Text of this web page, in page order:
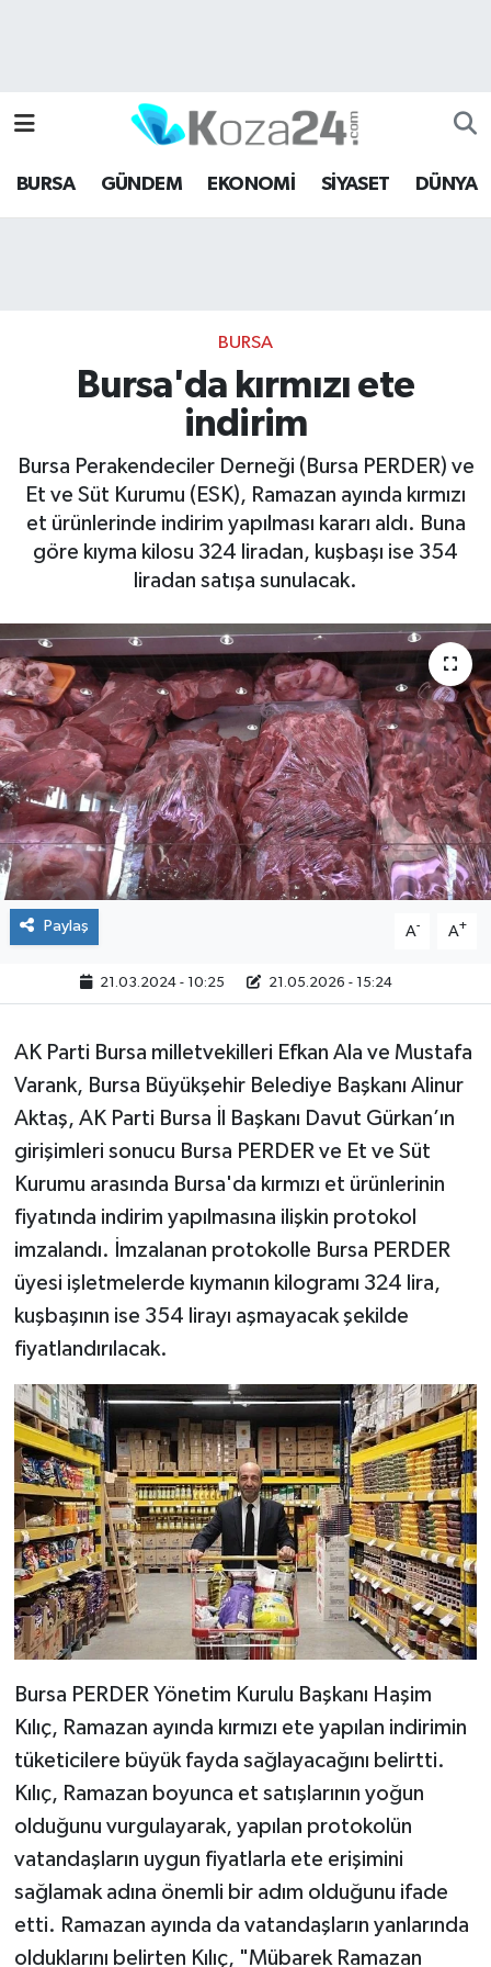
BURSA GÜNDEM EKONOMİ SİYASET DÜNYA
BURSA
Bursa'da kırmızı ete
indirim
Bursa Perakendeciler Derneği (Bursa PERDER) ve
Et ve Süt Kurumu (ESK), Ramazan ayında kırmızı
et ürünlerinde indirim yapılması kararı aldı. Buna
göre kıyma kilosu 324 liradan, kuşbaşı ise 354
liradan satışa sunulacak.
Paylaş A- A+
21.03.2024 - 10:25 21.05.2026 - 15:24
AK Parti Bursa milletvekilleri Efkan Ala ve Mustafa
Varank, Bursa Büyükşehir Belediye Başkanı Alinur
Aktaş, AK Parti Bursa İl Başkanı Davut Gürkan’ın
girişimleri sonucu Bursa PERDER ve Et ve Süt
Kurumu arasında Bursa'da kırmızı et ürünlerinin
fiyatında indirim yapılmasına ilişkin protokol
imzalandı. İmzalanan protokolle Bursa PERDER
üyesi işletmelerde kıymanın kilogramı 324 lira,
kuşbaşının ise 354 lirayı aşmayacak şekilde
fiyatlandırılacak.
Bursa PERDER Yönetim Kurulu Başkanı Haşim
Kılıç, Ramazan ayında kırmızı ete yapılan indirimin
tüketicilere büyük fayda sağlayacağını belirtti.
Kılıç, Ramazan boyunca et satışlarının yoğun
olduğunu vurgulayarak, yapılan protokolün
vatandaşların uygun fiyatlarla ete erişimini
sağlamak adına önemli bir adım olduğunu ifade
etti. Ramazan ayında da vatandaşların yanlarında
olduklarını belirten Kılıç, "Mübarek Ramazan
Bursa Hava Durumu
Bursa Namaz Vakitleri
Son Dakika Haberleri
Haber Arşivi